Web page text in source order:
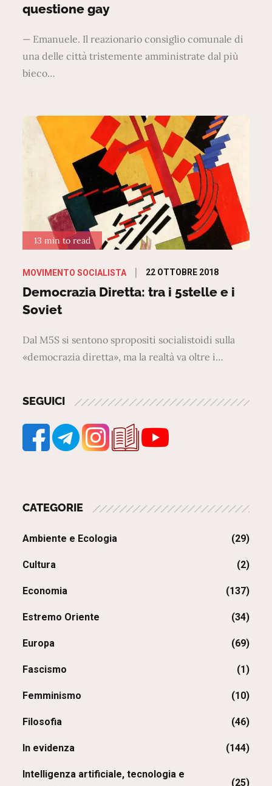
questione gay
— Emanuele. Il reazionario consiglio comunale di
una delle città tristemente amministrate dal più
bieco…
13 min to read
MOVIMENTO SOCIALISTA
Posted
on
22 OTTOBRE 2018
Democrazia Diretta: tra i 5stelle e i
Soviet
Dal M5S si sentono spropositi socialistoidi sulla
«democrazia diretta», ma la realtà va oltre i…
SEGUICI
CATEGORIE
Ambiente e Ecologia (29)
Cultura (2)
Economia (137)
Estremo Oriente (34)
Europa (69)
Fascismo (1)
Femminismo (10)
Filosofia (46)
In evidenza (144)
Intelligenza artificiale, tecnologia e
(25)